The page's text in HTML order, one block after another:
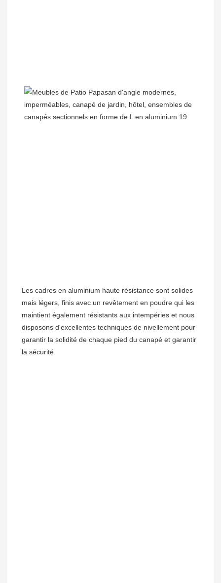
Les cadres en aluminium haute résistance sont solides
mais légers, finis avec un revêtement en poudre qui les
maintient également résistants aux intempéries et nous
disposons d'excellentes techniques de nivellement pour
garantir la solidité de chaque pied du canapé et garantir